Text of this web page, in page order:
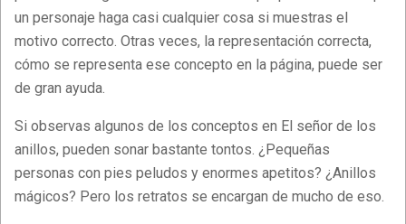
un personaje haga casi cualquier cosa si muestras el
motivo correcto. Otras veces, la representación correcta,
cómo se representa ese concepto en la página, puede ser
de gran ayuda.
Si observas algunos de los conceptos en El señor de los
anillos, pueden sonar bastante tontos. ¿Pequeñas
personas con pies peludos y enormes apetitos? ¿Anillos
mágicos? Pero los retratos se encargan de mucho de eso.